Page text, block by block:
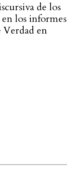
de los
los informes
Verdad en